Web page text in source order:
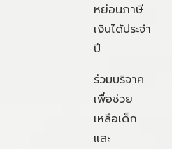
หย่อนภาษี
เงินได้ประจำ
ปี
ร่วมบริจาค
เพื่อช่วย
เหลือเด็ก
และ